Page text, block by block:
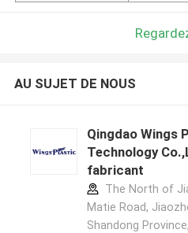
AU SUJET DE NOUS
Qingdao Wings
Technology
fabricant
The North of
Matie Road,
Shandong